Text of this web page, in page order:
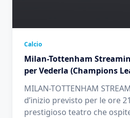
Calcio
Milan-Tottenham
per Vederla (Champions
MILAN-TOTTENHAM
d’inizio previsto per le ore
prestigioso teatro che